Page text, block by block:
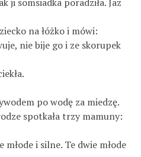
na łóżko i mówi:
nie bije go i ze skorupek
po wodę za miedzę.
spotkała trzy mamuny:
i silne. Te dwie młode